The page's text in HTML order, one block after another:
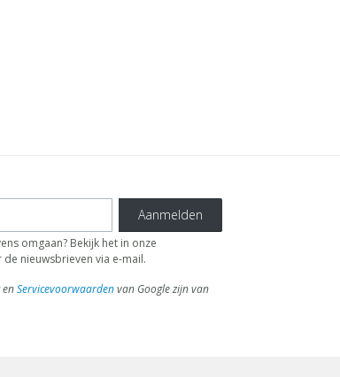
Aanmelden
omgaan? Bekijk het in onze
nieuwsbrieven via e-mail.
enServicevoorwaardenvan Google zijn van